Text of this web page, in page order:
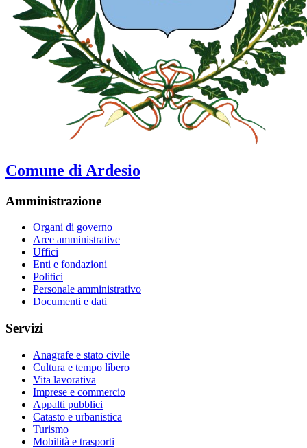
Comune di Ardesio
Amministrazione
Organi di governo
Aree amministrative
Uffici
Enti e fondazioni
Politici
Personale amministrativo
Documenti e dati
Servizi
Anagrafe e stato civile
Cultura e tempo libero
Vita lavorativa
Imprese e commercio
Appalti pubblici
Catasto e urbanistica
Turismo
Mobilità e trasporti